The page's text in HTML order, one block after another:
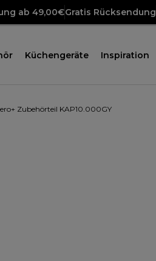
ab 49,00€Gratis Rücksendung
Küchengeräte Inspiration
Zubehörteil KAP10.000GY